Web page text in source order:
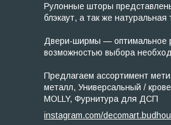
Рулонные шторы
блэкаут, а так же
Двери-ширмы — оптимальное
возможностью выбора
Предлагаем ассортимент
металл, Универсальный /
MOLLY, Фурнитура для ДСП
instagram.com/